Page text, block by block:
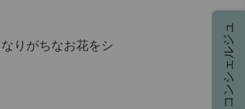
りがちなお花をシ
コンシェルジュ